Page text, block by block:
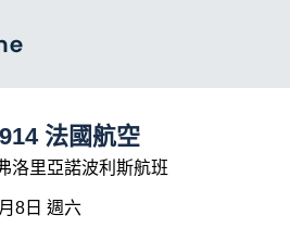
法國航空
洛里亞諾波利斯航班
8日 週六